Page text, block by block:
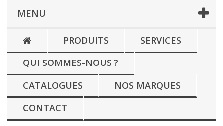
MENU
PRODUITS
SERVICES
QUI SOMMES-NOUS ?
CATALOGUES
NOS MARQUES
CONTACT